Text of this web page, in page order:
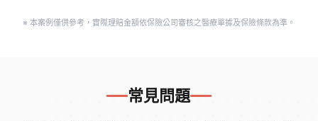
※ 本案例僅供參考，實際理賠金額依保險公司審核之醫療單據及保險條款為準。
常見問題